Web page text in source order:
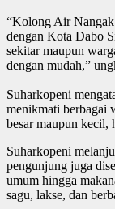
“Kolong Air
dengan Kota Dabo
sekitar maupun
dengan mudah,”
Suharkopeni
menikmati berbagai
besar maupun kecil,
Suharkopeni
pengunjung juga
umum hingga
sagu, lakse, dan